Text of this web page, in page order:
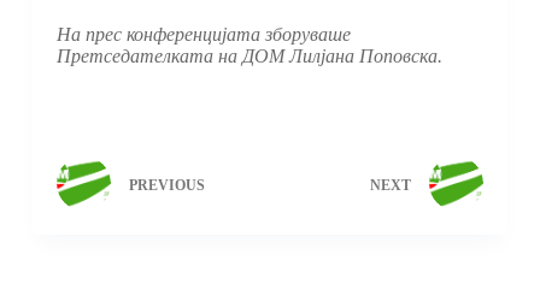
На прес конференцијата зборуваше
Претседателката на ДОМ Лилјана Поповска.
PREVIOUS NEXT